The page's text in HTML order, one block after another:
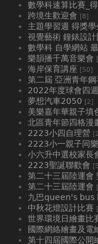
數學科速算比賽_
跨境生歡迎會 [8]
主題學習週 得獎學
視覺藝術 鐘錶設計
數學科 自學網站
樂韻播千萬音樂會
海岸保育講座 [50]
第二屆 亞洲青年
2022年度球會四
夢想汽車2050 [2]
美樂嘉年華親子填
北區青年節四格漫
2223小四自理營
2223小一親子同
小六升中選校家長
2223聖誕聯歡會
第二十三屆陸運會
第二十三屆陸運會
九巴queen's bus
中秋花燈設計比賽
世界環境日繪畫比
國際網絡繪畫及電
第十四屆國際公開